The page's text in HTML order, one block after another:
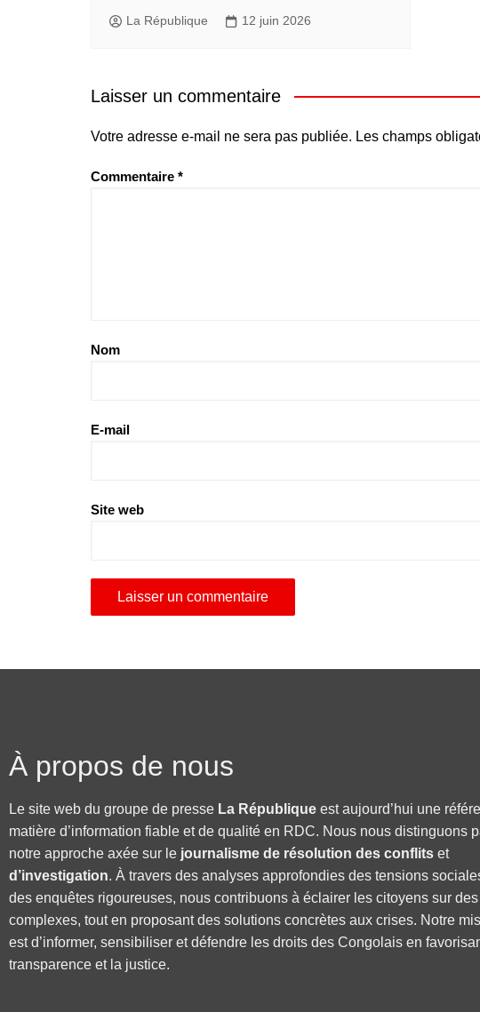
La République 12 juin 2026
Laisser un commentaire
Votre adresse e-mail ne sera pas publiée. Les champs
Commentaire *
Nom
E-mail
Site web
À propos de nous
Le site web du groupe de presse La République est aujourd’hui une
matière d’information fiable et de qualité en RDC. Nous nous distinguons
notre approche axée sur le journalisme de résolution des conflits et
d’investigation. À travers des analyses approfondies des tensions
des enquêtes rigoureuses, nous contribuons à éclairer les citoyens sur
complexes, tout en proposant des solutions concrètes aux crises. Notre
est d’informer, sensibiliser et défendre les droits des Congolais en
transparence et la justice.